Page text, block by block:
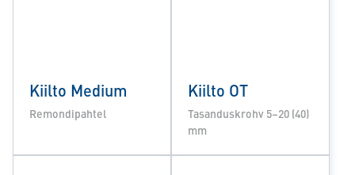
Kiilto Medium
Remondipahtel
Kiilto OT
Tasanduskrohv 5–20 (40)
mm